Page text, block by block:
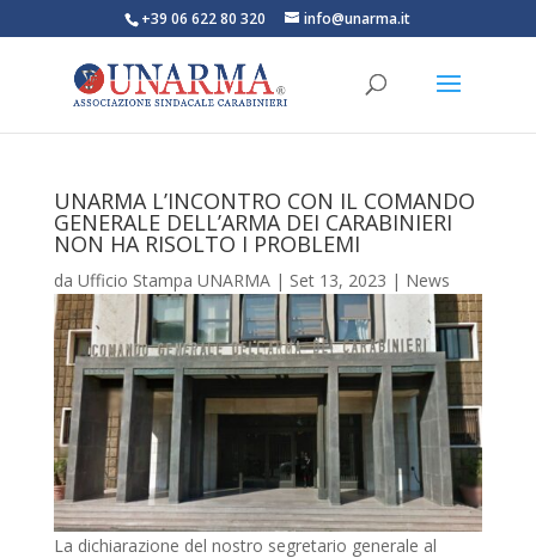
+39 06 622 80 320 info@unarma.it
UNARMA L’INCONTRO CON IL COMANDO
GENERALE DELL’ARMA DEI CARABINIERI
NON HA RISOLTO I PROBLEMI
da Ufficio Stampa UNARMA| Set 13, 2023 | News
La dichiarazione del nostro segretario generale al